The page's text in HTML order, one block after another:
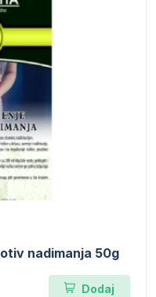
nadimanja 50g
Dodaj